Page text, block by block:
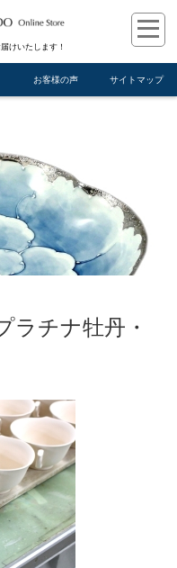
けいたします！
お客様の声 サイトマップ
ナ牡丹・